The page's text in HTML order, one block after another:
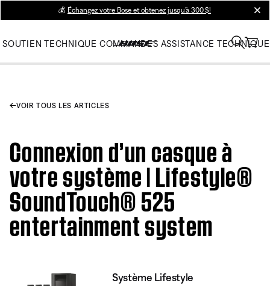
💰 Échangez votre Bose et obtenez jusqu’à 300 $!
SOUTIEN TECHNIQUE COMMANDES ASSISTANCE TECHNIQUE
VOIR TOUS LES ARTICLES
Connexion d’un casque à
votre système | Lifestyle®
SoundTouch® 525
entertainment system
Système Lifestyle